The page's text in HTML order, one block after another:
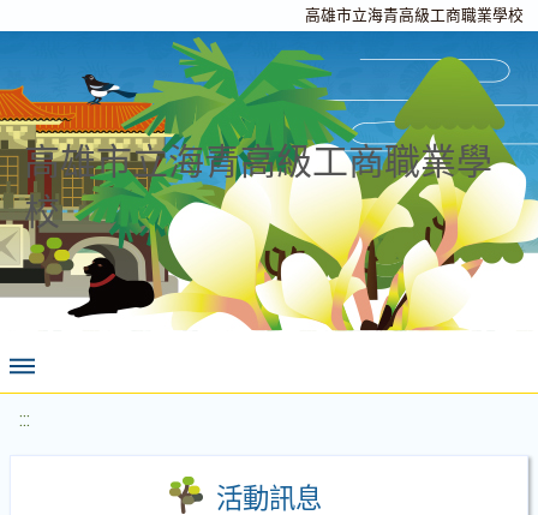
高雄市立海青高級工商職業學校
高雄市立海青高級工商職業學
校
:::
活動訊息